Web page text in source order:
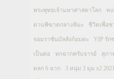
พระพุทธเจ้ามหาศาสดาโลก ท
ดาบพิฆาตกลางหิมะ ชีวิตเพื่อช
จอมราชันบัลลังก์อมตะ VIP รัก
เป็นต่อ หกฉากครับจารย์ สุภา
ตลก 6 ฉาก 3 หนุ่ม 3 มุม x2 2021